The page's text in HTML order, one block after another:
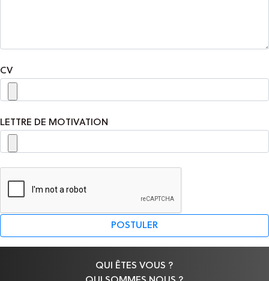
CV
LETTRE DE MOTIVATION
QUI ÊTES VOUS ?